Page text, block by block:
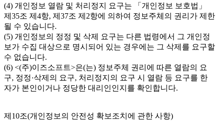
(4) 개인정보 열람 및 처리정지 요구는 「개인정보 보호법」
제35조 제4항, 제37조 제2항에 의하여 정보주체의 권리가 제한
될 수 있습니다.
(5) 개인정보의 정정 및 삭제 요구는 다른 법령에서 그 개인정
보가 수집 대상으로 명시되어 있는 경우에는 그 삭제를 요구할
수 없습니다.
(6) <(주)이즈소프트>은(는) 정보주체 권리에 따른 열람의 요
구, 정정·삭제의 요구, 처리정지의 요구 시 열람 등 요구를 한
자가 본인이거나 정당한 대리인인지를 확인합니다.
제10조(개인정보의 안전성 확보조치에 관한 사항)